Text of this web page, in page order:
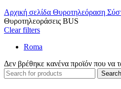
Αρχική σελίδα Θυροτηλεόραση
Θυροτηλεοράσεις BUS
Clear filters
Roma
Δεν βρέθηκε κανένα προϊόν που να
Search